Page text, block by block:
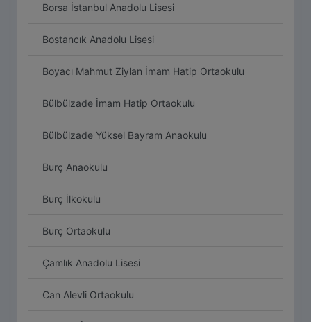
Borsa İstanbul Anadolu Lisesi
Bostancık Anadolu Lisesi
Boyacı Mahmut Ziylan İmam Hatip Ortaokulu
Bülbülzade İmam Hatip Ortaokulu
Bülbülzade Yüksel Bayram Anaokulu
Burç Anaokulu
Burç İlkokulu
Burç Ortaokulu
Çamlık Anadolu Lisesi
Can Alevli Ortaokulu